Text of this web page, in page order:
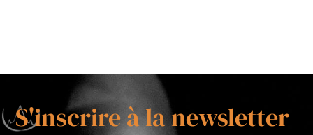
S'inscrire à la newsletter